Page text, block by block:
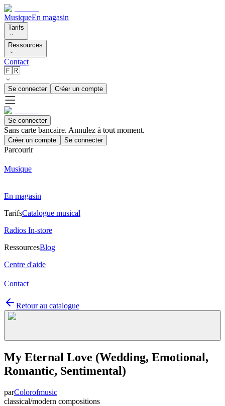
MusiqueEn magasin
Tarifs
Ressources
Contact
🇫🇷
Se connecter Créer un compte
Se connecter
Sans carte bancaire. Annulez à tout moment.
Créer un compte Se connecter
Parcourir
Musique
En magasin
TarifsCatalogue musical
Radios In-store
RessourcesBlog
Centre d'aide
Contact
Retour au catalogue
My Eternal Love (Wedding, Emotional,
Romantic, Sentimental)
parColorofmusic
classical/modern compositions